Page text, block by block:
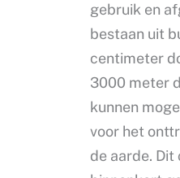
gebruik en
bestaan uit
centimeter
3000 meter
kunnen
voor het
de aarde.